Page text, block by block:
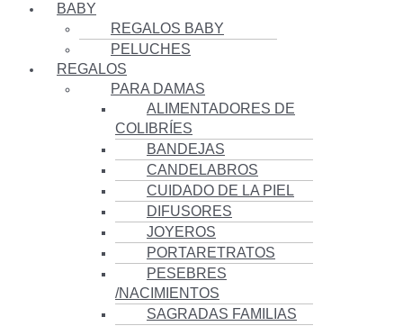
BABY
REGALOS BABY
PELUCHES
REGALOS
PARA DAMAS
ALIMENTADORES DE
COLIBRÍES
BANDEJAS
CANDELABROS
CUIDADO DE LA PIEL
DIFUSORES
JOYEROS
PORTARETRATOS
PESEBRES
/NACIMIENTOS
SAGRADAS FAMILIAS